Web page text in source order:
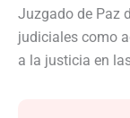
Juzgado de Paz
judiciales como
a la justicia en